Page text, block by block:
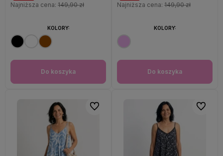
Najniższa cena: 149,90 zł
Do koszyka
KOLORY:
Najniższa cena: 149,90 zł
Do koszyka
KOLORY:
Do ulubionych Do